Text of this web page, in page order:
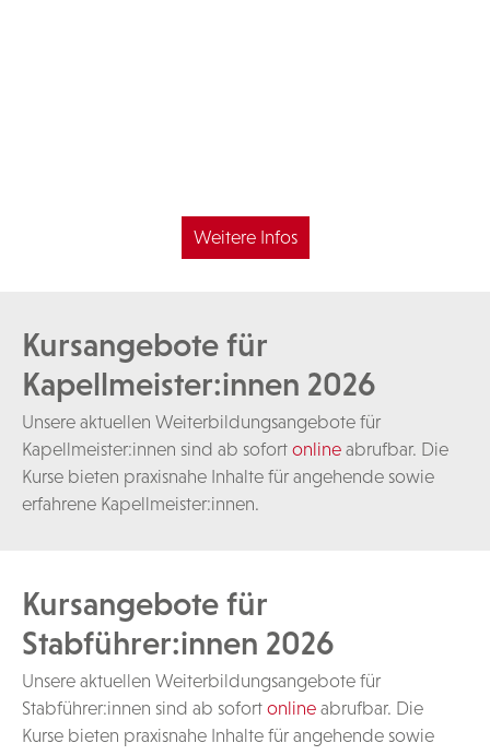
Weitere Infos
Kursangebote für
Kapellmeister:innen 2026
Unsere aktuellen Weiterbildungsangebote für
Kapellmeister:innen sind ab sofort online abrufbar. Die
Kurse bieten praxisnahe Inhalte für angehende sowie
erfahrene Kapellmeister:innen.
Kursangebote für
Stabführer:innen 2026
Unsere aktuellen Weiterbildungsangebote für
Stabführer:innen sind ab sofort online abrufbar. Die
Kurse bieten praxisnahe Inhalte für angehende sowie